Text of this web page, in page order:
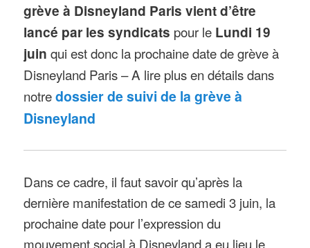
grève à Disneyland Paris vient d’être
lancé par les syndicats pour le Lundi 19
juin qui est donc la prochaine date de grève à
Disneyland Paris – A lire plus en détails dans
notredossier de suivi de la grève à
Disneyland
Dans ce cadre, il faut savoir qu’après la
dernière manifestation de ce samedi 3 juin, la
prochaine date pour l’expression du
mouvement social à Disneyland a eu lieu le